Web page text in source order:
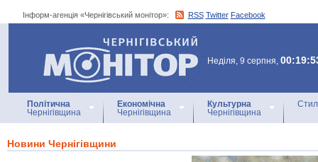
Інформ-агенція «Чернігівський монітор»: RSS Twitter Facebook
Інформ-агенція
«Чернігівський монітор»
Неділя, 9 серпня,
Політична
Чернігівщина
Економічна
Чернігівщина
Культурна
Чернігівщина
Новини Чернігівщини